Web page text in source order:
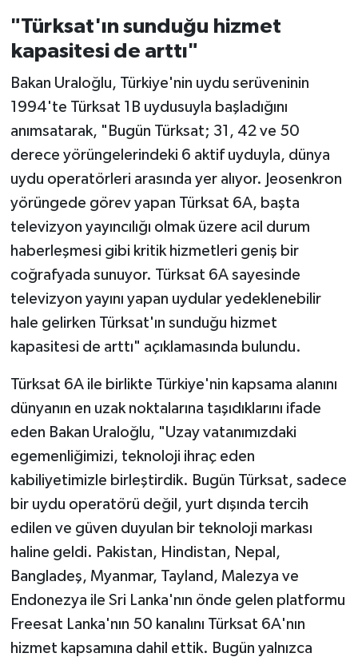
"Türksat'ın sunduğu hizmet
kapasitesi de arttı"
Bakan Uraloğlu, Türkiye'nin uydu serüveninin
1994'te Türksat 1B uydusuyla başladığını
anımsatarak, "Bugün Türksat; 31, 42 ve 50
derece yörüngelerindeki 6 aktif uyduyla, dünya
uydu operatörleri arasında yer alıyor. Jeosenkron
yörüngede görev yapan Türksat 6A, başta
televizyon yayıncılığı olmak üzere acil durum
haberleşmesi gibi kritik hizmetleri geniş bir
coğrafyada sunuyor. Türksat 6A sayesinde
televizyon yayını yapan uydular yedeklenebilir
hale gelirken Türksat'ın sunduğu hizmet
kapasitesi de arttı" açıklamasında bulundu.
Türksat 6A ile birlikte Türkiye'nin kapsama alanını
dünyanın en uzak noktalarına taşıdıklarını ifade
eden Bakan Uraloğlu, "Uzay vatanımızdaki
egemenliğimizi, teknoloji ihraç eden
kabiliyetimizle birleştirdik. Bugün Türksat, sadece
bir uydu operatörü değil, yurt dışında tercih
edilen ve güven duyulan bir teknoloji markası
haline geldi. Pakistan, Hindistan, Nepal,
Bangladeş, Myanmar, Tayland, Malezya ve
Endonezya ile Sri Lanka'nın önde gelen platformu
Freesat Lanka'nın 50 kanalını Türksat 6A'nın
hizmet kapsamına dahil ettik. Bugün yalnızca